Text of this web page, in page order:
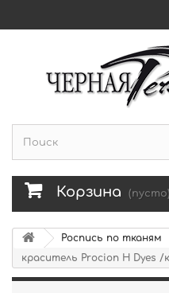
Корзина (пусто)
Роспись по тканям
краситель Procion H Dyes /